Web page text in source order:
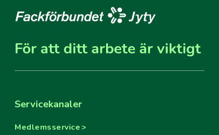
För att ditt arbete är viktigt
Servicekanaler
Medlemsservice